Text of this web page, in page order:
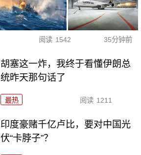
阅读 1542 35分钟前
胡塞这一炸，我终于看懂伊朗总
统昨天那句话了
最热 阅读 1211
印度豪赌千亿卢比，要对中国光
伏“卡脖子”？